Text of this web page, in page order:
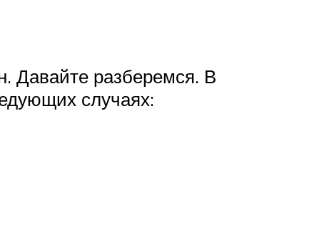
Давайте разберемся. В
случаях: